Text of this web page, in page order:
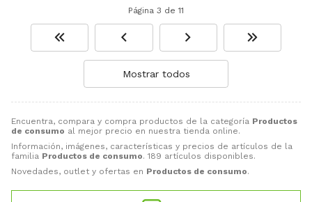
Encuentra, compara y compra productos de la categoría Productos
de consumo al mejor precio en nuestra tienda online.
Información, imágenes, características y precios de artículos de la
familia Productos de consumo. 189 artículos disponibles.
Novedades, outlet y ofertas en Productos de consumo.
Página 3 de 11
Mostrar todos